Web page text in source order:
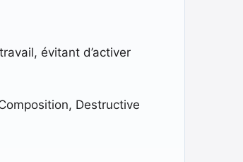
évitant d’activer
Destructive